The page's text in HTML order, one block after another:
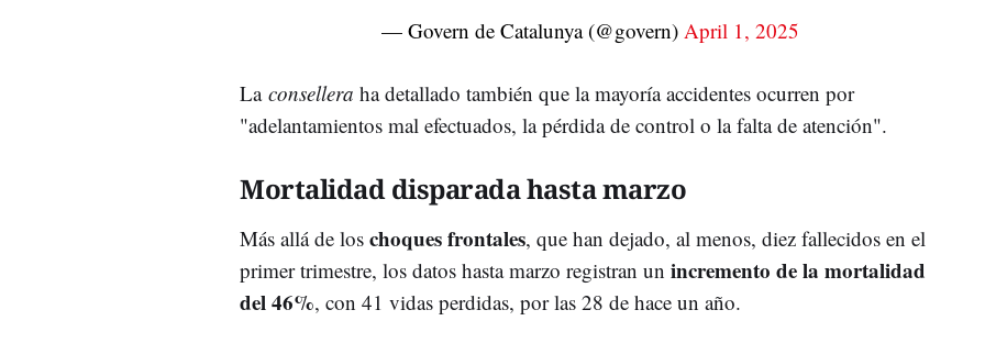
— Govern de Catalunya (@govern) April 1, 2025
La consellera ha detallado también que la mayoría accidentes ocurren por
"adelantamientos mal efectuados, la pérdida de control o la falta de atención".
Mortalidad disparada hasta marzo
Más allá de los choques frontales, que han dejado, al menos, diez fallecidos en el
primer trimestre, los datos hasta marzo registran un incremento de la mortalidad
del 46%, con 41 vidas perdidas, por las 28 de hace un año.